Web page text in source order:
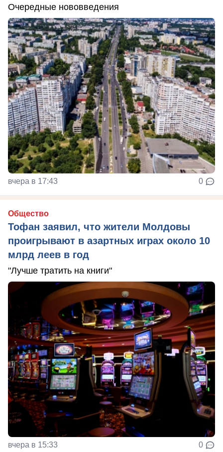
Очередные нововведения
вчера в 17:43 0
Общество
Тофан заявил, что жители Молдовы
проигрывают в азартных играх около 10
млрд леев в год
"Лучше тратить на книги"
вчера в 15:33 0